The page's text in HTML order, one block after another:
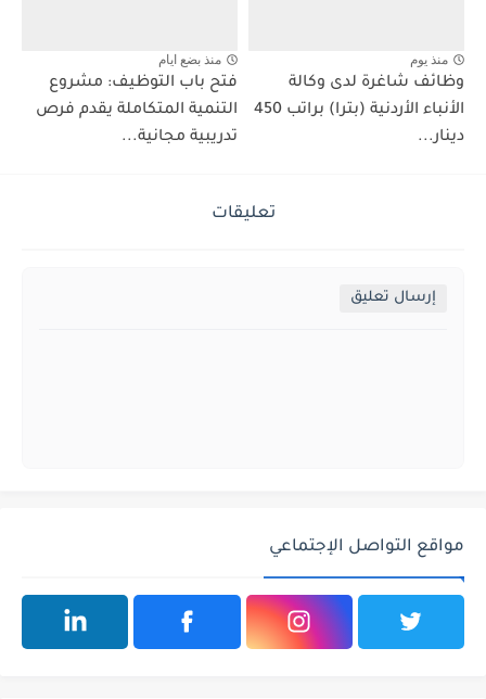
منذ يوم
وظائف شاغرة لدى وكالة
الأنباء الأردنية (بترا) براتب 450
دينار...
منذ بضع ايام
فتح باب التوظيف: مشروع
التنمية المتكاملة يقدم فرص
تدريبية مجانية...
تعليقات
إرسال تعليق
مواقع التواصل الإجتماعي